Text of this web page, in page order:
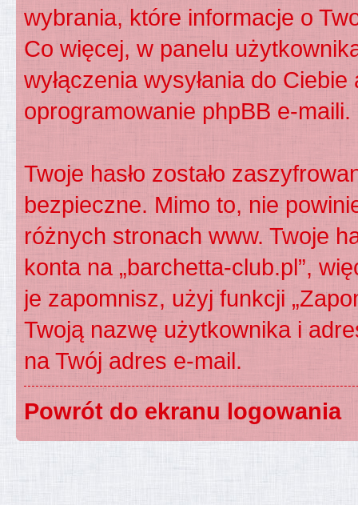
wybrania, które informacje o
Co więcej, w panelu
wyłączenia wysyłania do
oprogramowanie phpBB e-maili.
Twoje hasło zostało
bezpieczne. Mimo to, nie
różnych stronach www. Twoje
konta na „barchetta-club.pl”,
je zapomnisz, użyj funkcji
Twoją nazwę użytkownika i
na Twój adres e-mail.
Powrót do ekranu logowania